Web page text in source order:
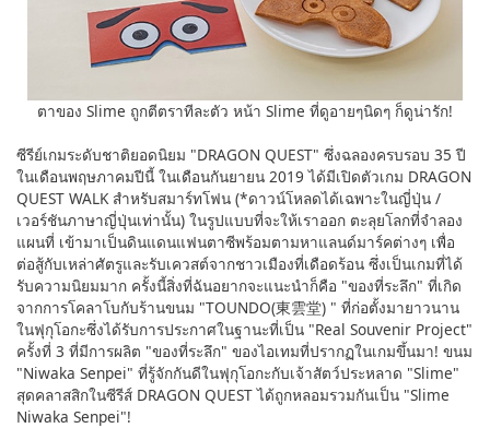
ตาของ Slime ถูกตีตราทีละตัว หน้า Slime ที่ดูอายๆนิดๆ ก็ดูน่ารัก!
ซีรีย์เกมระดับชาติยอดนิยม "DRAGON QUEST" ซึ่งฉลองครบรอบ 35 ปี
ในเดือนพฤษภาคมปีนี้ ในเดือนกันยายน 2019 ได้มีเปิดตัวเกม DRAGON
QUEST WALK สำหรับสมาร์ทโฟน (*ดาวน์โหลดได้เฉพาะในญี่ปุ่น /
เวอร์ชันภาษาญี่ปุ่นเท่านั้น) ในรูปแบบที่จะให้เราออก ตะลุยโลกที่จำลอง
แผนที่ เข้ามาเป็นดินแดนแฟนตาซีพร้อมตามหาแลนด์มาร์คต่างๆ เพื่อ
ต่อสู้กับเหล่าศัตรูและรับเควสต์จากชาวเมืองที่เดือดร้อน ซึ่งเป็นเกมที่ได้
รับความนิยมมาก ครั้งนี้สิ่งที่ฉันอยากจะแนะนำก็คือ "ของที่ระลึก" ที่เกิด
จากการโคลาโบกับร้านขนม "TOUNDO(東雲堂) " ที่ก่อตั้งมายาวนาน
ในฟุกุโอกะซึ่งได้รับการประกาศในฐานะที่เป็น "Real Souvenir Project"
ครั้งที่ 3 ที่มีการผลิต "ของที่ระลึก" ของไอเทมที่ปรากฏในเกมขึ้นมา! ขนม
"Niwaka Senpei" ที่รู้จักกันดีในฟุกุโอกะกับเจ้าสัตว์ประหลาด "Slime"
สุดคลาสสิกในซีรีส์ DRAGON QUEST ได้ถูกหลอมรวมกันเป็น "Slime
Niwaka Senpei"!